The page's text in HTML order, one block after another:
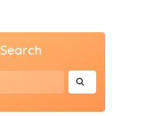
Search